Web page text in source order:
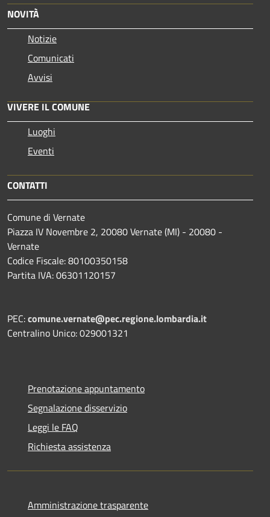
NOVITÀ
Notizie
Comunicati
Avvisi
VIVERE IL COMUNE
Luoghi
Eventi
CONTATTI
Comune di Vernate
Piazza IV Novembre 2, 20080 Vernate (MI) - 20080 -
Vernate
Codice Fiscale: 80100350158
Partita IVA: 06301120157
PEC:comune.vernate@pec.regione.lombardia.it
Centralino Unico: 029001321
Prenotazione appuntamento
Segnalazione disservizio
Leggi le FAQ
Richiesta assistenza
Amministrazione trasparente